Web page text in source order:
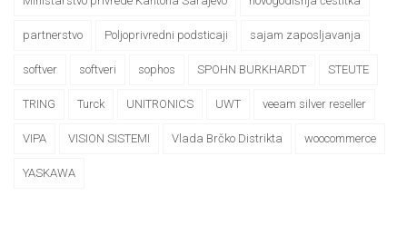
partnerstvo Poljoprivredni podsticaji sajam zaposljavanja
softver softveri sophos SPOHN BURKHARDT STEUTE
TRING Turck UNITRONICS UWT veeam silver reseller
VIPA VISION SISTEMI Vlada Brčko Distrikta woocommerce
YASKAWA